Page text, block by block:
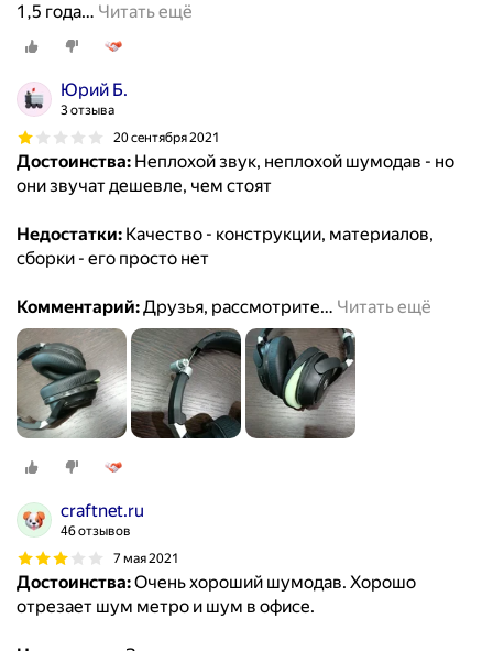
1,5 года… Читать ещё
Юрий Б.
3 отзыва
20 сентября 2021
Достоинства: Неплохой звук, неплохой шумодав - но
они звучат дешевле, чем стоят
Недостатки: Качество - конструкции, материалов,
сборки - его просто нет
Комментарий:Друзья, рассмотрите… Читать ещё
craftnet.ru
46 отзывов
7 мая 2021
Достоинства:Очень хороший шумодав. Хорошо
отрезает шум метро и шум в офисе.